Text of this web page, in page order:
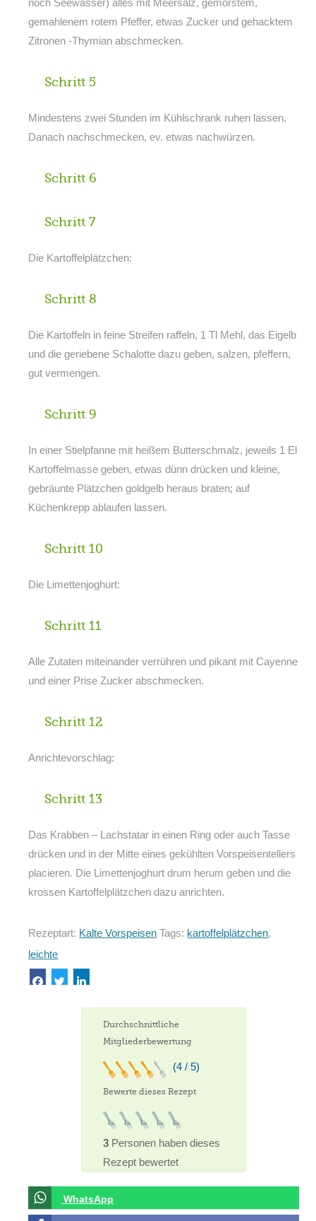
noch Seewasser) alles mit Meersalz, gemörstem,
gemahlenem rotem Pfeffer, etwas Zucker und gehacktem
Zitronen -Thymian abschmecken.
Schritt 5
Mindestens zwei Stunden im Kühlschrank ruhen lassen.
Danach nachschmecken, ev. etwas nachwürzen.
Schritt 6
Schritt 7
Die Kartoffelplätzchen:
Schritt 8
Die Kartoffeln in feine Streifen raffeln, 1 Tl Mehl, das Eigelb
und die geriebene Schalotte dazu geben, salzen, pfeffern,
gut vermengen.
Schritt 9
In einer Stielpfanne mit heißem Butterschmalz, jeweils 1 El
Kartoffelmasse geben, etwas dünn drücken und kleine,
gebräunte Plätzchen goldgelb heraus braten; auf
Küchenkrepp ablaufen lassen.
Schritt 10
Die Limettenjoghurt:
Schritt 11
Alle Zutaten miteinander verrühren und pikant mit Cayenne
und einer Prise Zucker abschmecken.
Schritt 12
Anrichtevorschlag:
Schritt 13
Das Krabben – Lachstatar in einen Ring oder auch Tasse
drücken und in der Mitte eines gekühlten Vorspeisentellers
placieren. Die Limettenjoghurt drum herum geben und die
krossen Kartoffelplätzchen dazu anrichten.
Rezeptart: Kalte Vorspeisen Tags: kartoffelplätzchen,
leichte
Durchschnittliche
Mitgliederbewertung
(4 / 5)
Bewerte dieses Rezept
3 Personen haben dieses
Rezept bewertet
WhatsApp